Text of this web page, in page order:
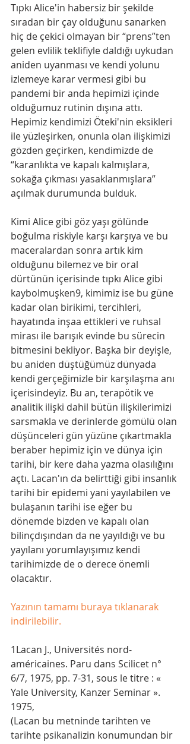
Tıpkı Alice'in habersiz bir şekilde
sıradan bir çay olduğunu sanarken
hiç de çekici olmayan bir “prens”ten
gelen evlilik teklifiyle daldığı uykudan
aniden uyanması ve kendi yolunu
izlemeye karar vermesi gibi bu
pandemi bir anda hepimizi içinde
olduğumuz rutinin dışına attı.
Hepimiz kendimizi Öteki'nin eksikleri
ile yüzleşirken, onunla olan ilişkimizi
gözden geçirken, kendimizde de
“karanlıkta ve kapalı kalmışlara,
sokağa çıkması yasaklanmışlara”
açılmak durumunda bulduk.
Kimi Alice gibi göz yaşı gölünde
boğulma riskiyle karşı karşıya ve bu
maceralardan sonra artık kim
olduğunu bilemez ve bir oral
dürtünün içerisinde tıpkı Alice gibi
kaybolmuşken9, kimimiz ise bu güne
kadar olan birikimi, tercihleri,
hayatında inşaa ettikleri ve ruhsal
mirası ile barışık evinde bu sürecin
bitmesini bekliyor. Başka bir deyişle,
bu aniden düştüğümüz dünyada
kendi gerçeğimizle bir karşılaşma anı
içerisindeyiz. Bu an, terapötik ve
analitik ilişki dahil bütün ilişkilerimizi
sarsmakla ve derinlerde gömülü olan
düşünceleri gün yüzüne çıkartmakla
beraber hepimiz için ve dünya için
tarihi, bir kere daha yazma olasılığını
açtı. Lacan'ın da belirttiği gibi insanlık
tarihi bir epidemi yani yayılabilen ve
bulaşanın tarihi ise eğer bu
dönemde bizden ve kapalı olan
bilinçdışından da ne yayıldığı ve bu
yayılanı yorumlayışımız kendi
tarihimizde de o derece önemli
olacaktır.
Yazının tamamı buraya tıklanarak
indirilebilir.
1Lacan J., Universités nord-
américaines. Paru dans Scilicet n°
6/7, 1975, pp. 7-31, sous le titre : «
Yale University, Kanzer Seminar ».
1975,
(Lacan bu metninde tarihten ve
tarihte psikanalizin konumundan bir